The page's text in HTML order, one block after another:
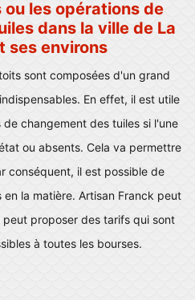
les opérations de
dans la ville de La
ses environs
sont composées d'un grand
En effet, il est utile
changement des tuiles si l'une
ou absents. Cela va permettre
conséquent, il est possible de
la matière. Artisan Franck peut
proposer des tarifs qui sont
à toutes les bourses.